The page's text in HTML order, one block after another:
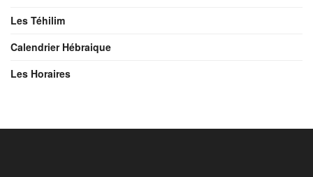
Les Téhilim
Calendrier Hébraique
Les Horaires